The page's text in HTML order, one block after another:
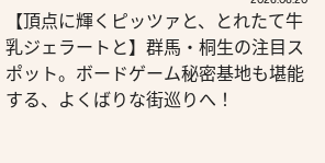
【頂点に輝くピッツァと、とれたて牛
乳ジェラートと】群馬・桐生の注目ス
ポット。ボードゲーム秘密基地も堪能
する、よくばりな街巡りへ！